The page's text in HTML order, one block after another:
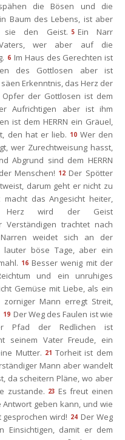
die Bösen und die
Baum des Lebens, ist aber
sie den Geist. 5 Ein Narr
wer aber auf die
6 Im Haus des Gerechten ist
des Gottlosen aber ist
Erkenntnis, das Herz der
Opfer der Gottlosen ist dem
Aufrichtigen aber ist ihm
ist dem HERRN ein Gräuel,
den hat er lieb. 10 Wer den
wer Zurechtweisung hasst,
Abgrund sind dem HERRN
Menschen! 12 Der Spötter
darum geht er nicht zu
macht das Angesicht heiter,
Herz wird der Geist
Verständigen trachtet nach
weidet sich an der
lauter böse Tage, aber ein
16 Besser wenig mit der
und ein unruhiges
Gemüse mit Liebe, als ein
zorniger Mann erregt Streit,
19 Der Weg des Faulen ist wie
Pfad der Redlichen ist
seinem Vater Freude, ein
Mutter. 21 Torheit ist dem
Mann aber wandelt
da scheitern Pläne, wo aber
zustande. 23 Es freut einen
geben kann, und wie
wird! 24 Der Weg
Einsichtigen, damit er dem